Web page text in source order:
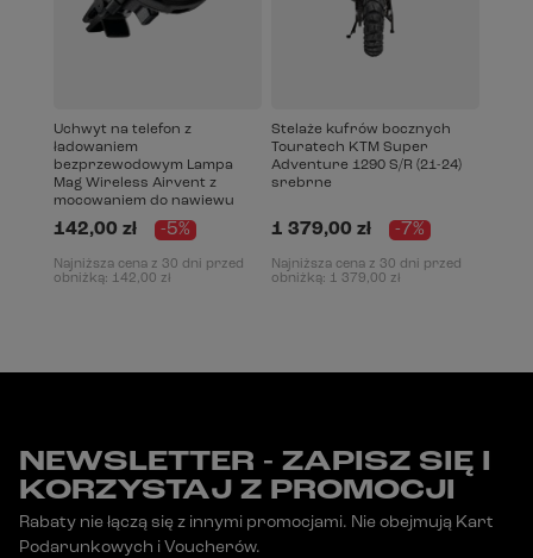
Uchwyt na telefon z
ładowaniem
bezprzewodowym Lampa
Mag Wireless Airvent z
mocowaniem do nawiewu
142,00 zł -5%
Najniższa cena z 30 dni przed
obniżką: 142,00 zł
Stelaże kufrów bocznych
Touratech KTM Super
Adventure 1290 S/R (21-24)
srebrne
1 379,00 zł -7%
Najniższa cena z 30 dni przed
obniżką: 1 379,00 zł
NEWSLETTER - ZAPISZ SIĘ I
KORZYSTAJ Z PROMOCJI
Rabaty nie łączą się z innymi promocjami. Nie obejmują Kart
Podarunkowych i Voucherów.